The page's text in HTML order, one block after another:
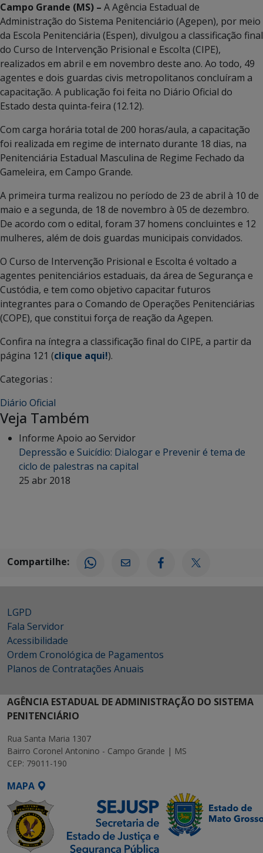
Campo Grande (MS) – A Agência Estadual de
Administração do Sistema Penitenciário (Agepen), por meio
da Escola Penitenciária (Espen), divulgou a classificação final
do Curso de Intervenção Prisional e Escolta (CIPE),
realizados em abril e em novembro deste ano. Ao todo, 49
agentes e dois guardas civis metropolitanos concluíram a
capacitação. A publicação foi feita no Diário Oficial do
Estado desta quinta-feira (12.12).
Com carga horária total de 200 horas/aula, a capacitação
foi realizada em regime de internato durante 18 dias, na
Penitenciária Estadual Masculina de Regime Fechado da
Gameleira, em Campo Grande.
A primeira turma realizou no período de 23 de abril à 10 de
maio e a segunda, de 18 de novembro à 05 de dezembro.
De acordo com o edital, foram 37 homens concluintes e 12
mulheres, além de dois guardas municipais convidados.
O Curso de Intervenção Prisional e Escolta é voltado a
agentes penitenciários estaduais, da área de Segurança e
Custódia, e tem como objetivo capacitar futuros
integrantes para o Comando de Operações Penitenciárias
(COPE), que constitui força de reação da Agepen.
Confira na íntegra a classificação final do CIPE, a partir da
página 121 (clique aqui!).
Categorias :
Diário Oficial
Veja Também
Informe Apoio ao Servidor
Depressão e Suicídio: Dialogar e Prevenir é tema de
ciclo de palestras na capital
25 abr 2018
Compartilhe:
LGPD
Fala Servidor
Acessibilidade
Ordem Cronológica de Pagamentos
Planos de Contratações Anuais
AGÊNCIA ESTADUAL DE ADMINISTRAÇÃO DO SISTEMA
PENITENCIÁRIO
Rua Santa Maria 1307
Bairro Coronel Antonino - Campo Grande | MS
CEP: 79011-190
MAPA